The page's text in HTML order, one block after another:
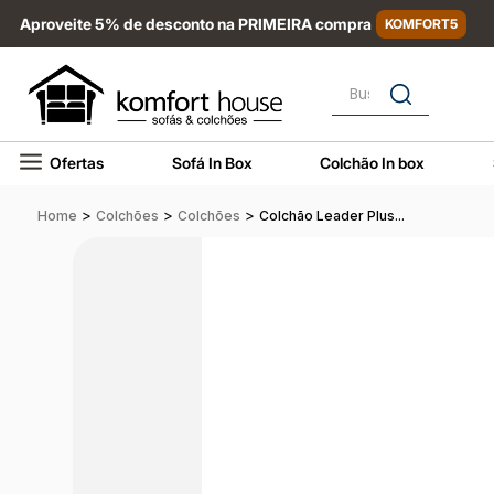
Aproveite 5% de desconto na PRIMEIRA compra KOMFORT5
Busque por nome,
Ofertas Sofá In Box Colchão In box
Home > Colchões > Colchões > Colchão Leader Plus...